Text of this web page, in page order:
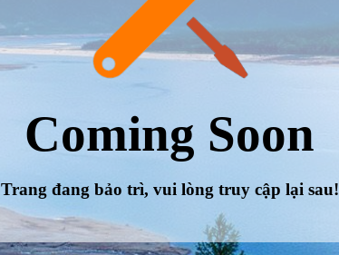
Coming Soon
Trang đang bảo trì, vui lòng truy cập lại sau!